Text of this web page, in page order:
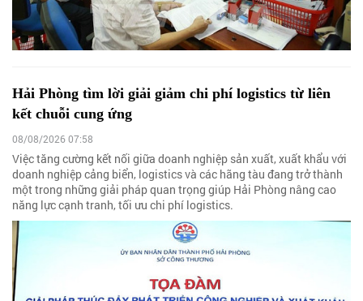
Hải Phòng tìm lời giải giảm chi phí logistics từ liên
kết chuỗi cung ứng
08/08/2026 07:58
Việc tăng cường kết nối giữa doanh nghiệp sản xuất, xuất khẩu với
doanh nghiệp cảng biển, logistics và các hãng tàu đang trở thành
một trong những giải pháp quan trọng giúp Hải Phòng nâng cao
năng lực cạnh tranh, tối ưu chi phí logistics.